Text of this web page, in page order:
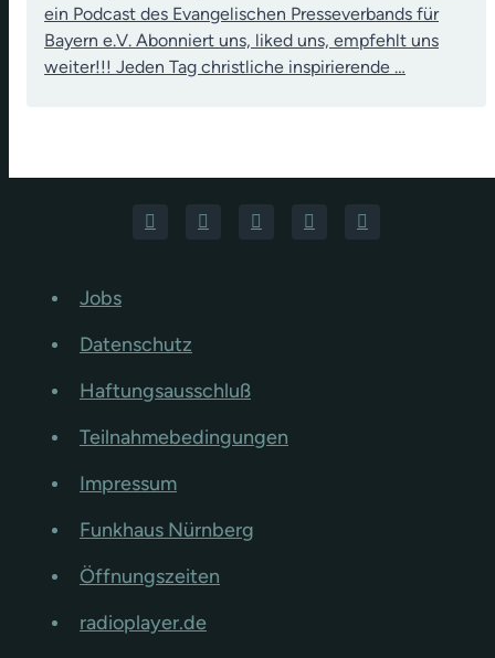
ein Podcast des Evangelischen Presseverbands für
Bayern e.V. Abonniert uns, liked uns, empfehlt uns
weiter!!! Jeden Tag christliche inspirierende …
Jobs
Datenschutz
Haftungsausschluß
Teilnahmebedingungen
Impressum
Funkhaus Nürnberg
Öffnungszeiten
radioplayer.de